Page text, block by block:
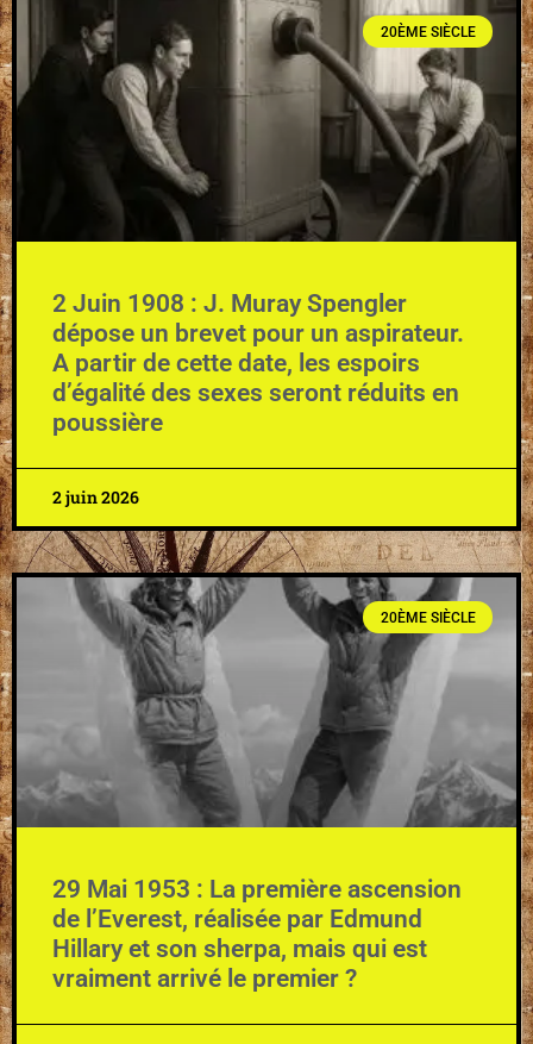
20ÈME SIÈCLE
2 Juin 1908 : J. Muray Spengler
dépose un brevet pour un aspirateur.
A partir de cette date, les espoirs
d’égalité des sexes seront réduits en
poussière
2 juin 2026
20ÈME SIÈCLE
29 Mai 1953 : La première ascension
de l’Everest, réalisée par Edmund
Hillary et son sherpa, mais qui est
vraiment arrivé le premier ?